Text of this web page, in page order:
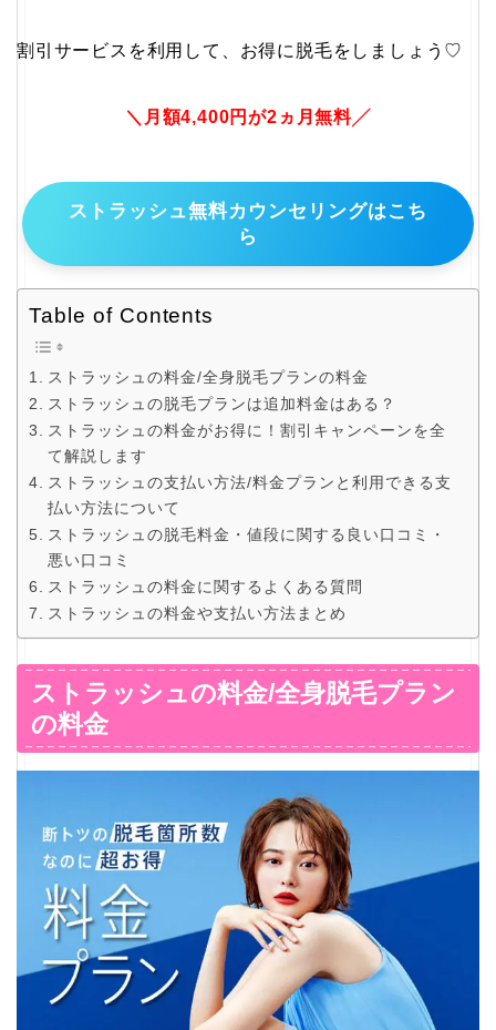
割引サービスを利用して、お得に脱毛をしましょう♡
＼月額4,400円が2ヵ月無料╱
ストラッシュ無料カウンセリングはこち
ら
Table of Contents
ストラッシュの料金/全身脱毛プランの料金
ストラッシュの脱毛プランは追加料金はある？
ストラッシュの料金がお得に！割引キャンペーンを全
て解説します
ストラッシュの支払い方法/料金プランと利用できる支
払い方法について
ストラッシュの脱毛料金・値段に関する良い口コミ・
悪い口コミ
ストラッシュの料金に関するよくある質問
ストラッシュの料金や支払い方法まとめ
ストラッシュの料金/全身脱毛プラン
の料金